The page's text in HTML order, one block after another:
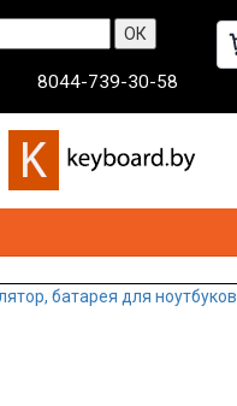
8044-739-30-58
батарея для ноутбуков